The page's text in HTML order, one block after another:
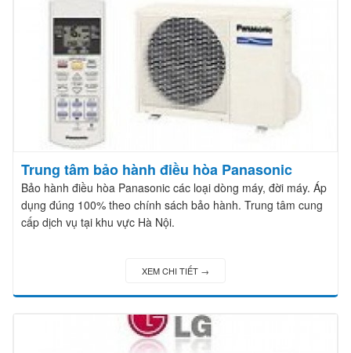
Trung tâm bảo hành điều hòa Panasonic
Bảo hành điều hòa Panasonic các loại dòng máy, đời máy. Áp
dụng đúng 100% theo chính sách bảo hành. Trung tâm cung
cấp dịch vụ tại khu vực Hà Nội.
XEM CHI TIẾT →